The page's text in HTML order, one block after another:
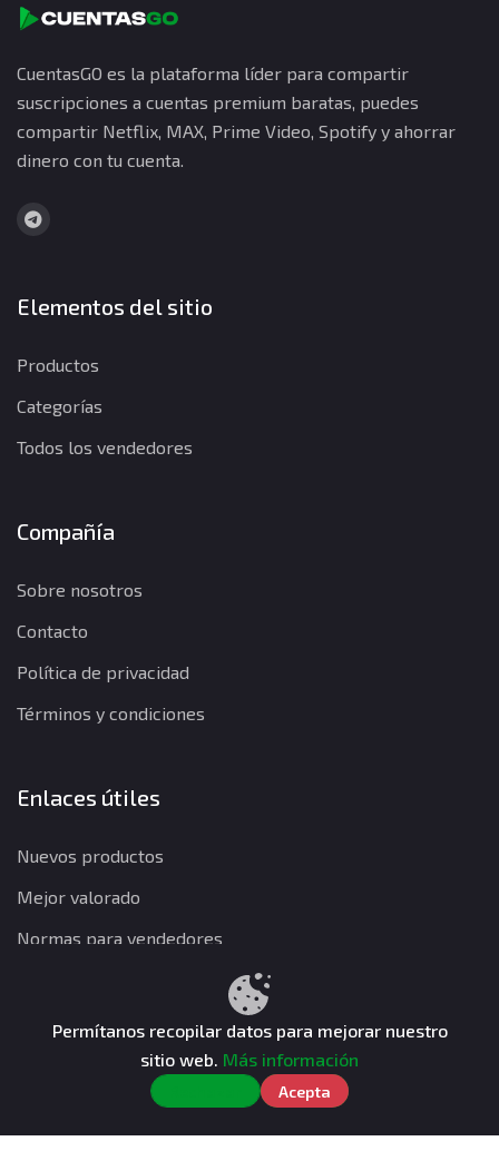
CuentasGO es la plataforma líder para compartir
suscripciones a cuentas premium baratas, puedes
compartir Netflix, MAX, Prime Video, Spotify y ahorrar
dinero con tu cuenta.
Elementos del sitio
Productos
Categorías
Todos los vendedores
Compañía
Sobre nosotros
Contacto
Política de privacidad
Términos y condiciones
Enlaces útiles
Nuevos productos
Mejor valorado
Normas para vendedores
Política de privacidadTérminos y condicionesPolítica de reembolso
CuentasGO © 2026. Todos los derechos reservados.
Permítanos recopilar datos para mejorar nuestro
sitio web. Más información
Acepta